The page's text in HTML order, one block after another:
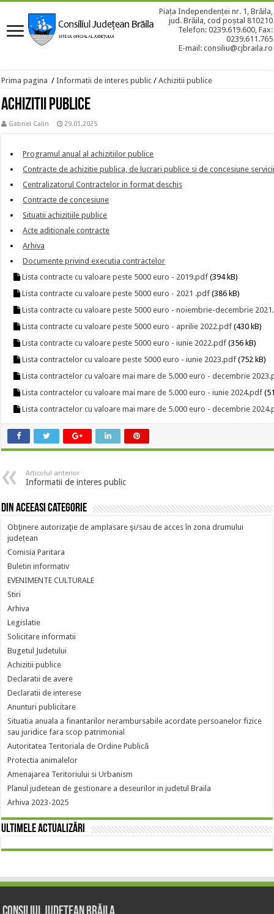
Piața Independenței nr. 1, Brăila,
jud. Brăila, cod poștal 810210
Telefon: 0239.619.600, Fax:
0239.611.765
E-mail: consiliu@cjbraila.ro
Prima pagina / Informatii de interes public / Achizitii publice
Achizitii publice
Gabriel Calin 29.01.2025
Programul anual al achizitiilor publice
Contracte de achizitie publica, de lucrari publice si de concesiune
Centralizatorul Contractelor in format deschis
Contracte de concesiune
Situatii achizitiile publice
Acte aditionale contracte
Arhiva
Documente privind executia contractelor
Lista contracte cu valoare peste 5000 euro - 2019.pdf (394 kB)
Lista contracte cu valoare peste 5000 euro - 2021 .pdf (386 kB)
Lista contracte cu valoare peste 5000 euro - noiembrie-decembrie
Lista contracte cu valoare peste 5000 euro - aprilie 2022.pdf (430 kB)
Lista contracte cu valoare peste 5000 euro - iunie 2022.pdf (356 kB)
Lista contractelor cu valoare peste 5000 euro - iunie 2023.pdf (752 kB)
Lista contractelor cu valoare mai mare de 5.000 euro - decembrie
Lista contractelor cu valoare mai mare de 5.000 euro - iunie 2024.pdf
Lista contractelor cu valoare mai mare de 5.000 euro - decembrie
Articolul anterior
Informatii de interes public
Din aceeasi categorie
Obţinere autorizaţie de amplasare şi/sau de acces în zona drumului
județean
Comisia Paritara
Buletin informativ
EVENIMENTE CULTURALE
Stiri
Arhiva
Legislatie
Solicitare informatii
Bugetul Judetului
Achizitii publice
Declaratii de avere
Declaratii de interese
Anunturi publicitare
Situatia anuala a finantarilor nerambursabile acordate persoanelor fizice
sau juridice fara scop patrimonial
Autoritatea Teritoriala de Ordine Publică
Protectia animalelor
Amenajarea Teritoriului si Urbanism
Planul judetean de gestionare a deseurilor in judetul Braila
Arhiva 2023-2025
Ultimele actualizări